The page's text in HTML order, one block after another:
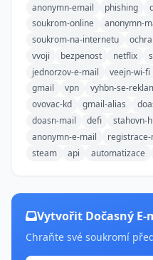
anonymn-email
phishing
soukrom-online
anonymn-
soukrom-na-internetu
vvoji
bezpenost netflix
jednorzov-e-mail
veejn-wi-fi
gmail
vpn vyhbn-se-
ovovac-kd
gmail-alias
doasn-mail
defi stahovn-
anonymn-e-mail
steam
api automatizace
Vytvořit Dočasný E-
Chraňte své soukromí